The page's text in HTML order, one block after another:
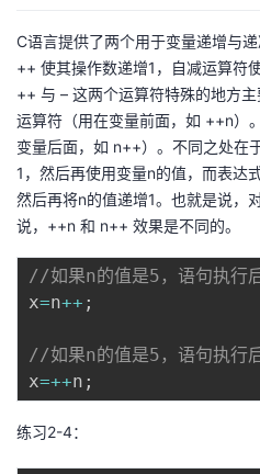
C语言提供了两个用于变量递增与
++ 使其操作数递增1，自减运算符
++ 与 – 这两个运算符特殊的地方
运算符（用在变量前面，如 ++n）
变量后面，如 n++）。不同之处在
1，然后再使用变量n的值，而表达
然后再将n的值递增1。也就是说，
说，++n 和 n++ 效果是不同的。
//如果n的值是5，语句执行
x=n++ ;
//如果n的值是5，语句执行
x=++n ;
练习2-4：